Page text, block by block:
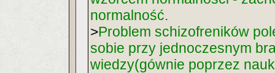
normalność.
>Problem schizofreników
sobie przy jednoczesnym
wiedzy(gównie poprzez